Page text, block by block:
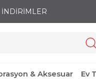
& Aksesuar Ev